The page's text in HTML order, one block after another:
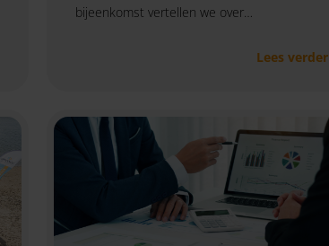
bijeenkomst vertellen we over
dienstverbanden, VBAR, handhaving door de
te scheppen over dit onderwerp en eventuele
onrust zo veel mogelijk weg te nemen. Kom jij
ook? Meld je dan direct aan.
Lees verder